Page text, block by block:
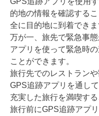
的地の情報を確認する
全に目的地に到着できま
万が一、旅先で緊急事
アプリを使って緊急時
ことができます。
旅行先でのレストラン
GPS追跡アプリを通し
充実した旅行を満喫する
旅行前にGPS追跡アプ